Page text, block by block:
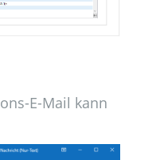
E-Mail kann